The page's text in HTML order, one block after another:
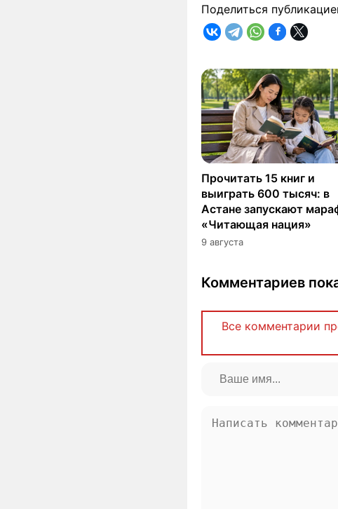
Поделиться
Прочитать 15 книг и
выиграть 600 тысяч: в
Астане запускают
«Читающая нация»
9 августа
Комментариев
Все комментарии